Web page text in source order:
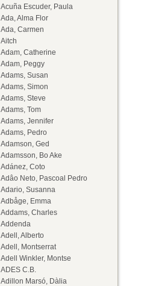
Acuña Escuder, Paula
Ada, Alma Flor
Ada, Carmen
Aitch
Adam, Catherine
Adam, Peggy
Adams, Susan
Adams, Simon
Adams, Steve
Adams, Tom
Adams, Jennifer
Adams, Pedro
Adamson, Ged
Adamsson, Bo Ake
Adánez, Coto
Adâo Neto, Pascoal Pedro
Adario, Susanna
Adbåge, Emma
Addams, Charles
Addenda
Adell, Alberto
Adell, Montserrat
Adell Winkler, Montse
ADES C.B.
Adillon Marsó, Dàlia